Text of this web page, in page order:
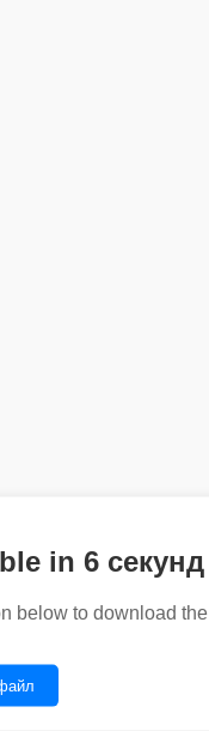
in 6 секунд
below to download the